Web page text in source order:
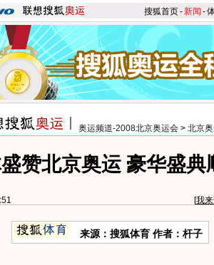
搜狐首页-新闻 -
奥运频道-2008北京奥运会 > 北京
赞北京奥运 豪华盛
[我
来源：搜狐体育 作者：杆子